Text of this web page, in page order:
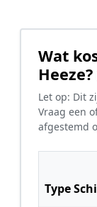
Wat
Let op: Dit
Vraag een
afgestemd
Type